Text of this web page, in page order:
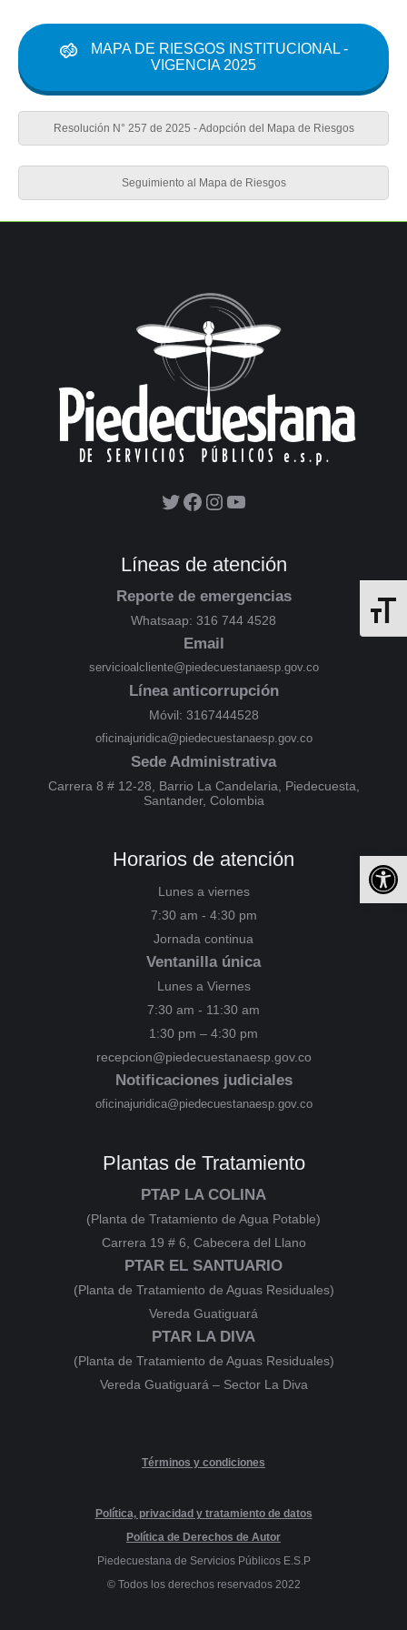
MAPA DE RIESGOS INSTITUCIONAL -
VIGENCIA 2025
Resolución N° 257 de 2025 - Adopción del Mapa de Riesgos
Seguimiento al Mapa de Riesgos
Líneas de atención
Reporte de emergencias
Whatsaap: 316 744 4528
Email
servicioalcliente@piedecuestanaesp.gov.co
Línea anticorrupción
Móvil: 3167444528
oficinajuridica@piedecuestanaesp.gov.co
Sede Administrativa
Carrera 8 # 12-28, Barrio La Candelaria, Piedecuesta,
Santander, Colombia
Horarios de atención
Lunes a viernes
7:30 am - 4:30 pm
Jornada continua
Ventanilla única
Lunes a Viernes
7:30 am - 11:30 am
1:30 pm – 4:30 pm
recepcion@piedecuestanaesp.gov.co
Notificaciones judiciales
oficinajuridica@piedecuestanaesp.gov.co
Plantas de Tratamiento
PTAP LA COLINA
(Planta de Tratamiento de Agua Potable)
Carrera 19 # 6, Cabecera del Llano
PTAR EL SANTUARIO
(Planta de Tratamiento de Aguas Residuales)
Vereda Guatiguará
PTAR LA DIVA
(Planta de Tratamiento de Aguas Residuales)
Vereda Guatiguará – Sector La Diva
Términos y condiciones
Política, privacidad y tratamiento de datos
Política de Derechos de Autor
Piedecuestana de Servicios Públicos E.S.P
© Todos los derechos reservados 2022